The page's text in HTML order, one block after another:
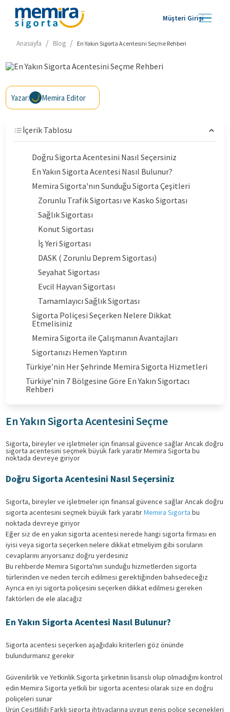
Müşteri Girişi
Anasayfa / Blog / En Yakın Sigorta Acentesini Seçme Rehberi
Yazar: Memira Editor
İçerik Tablosu
Doğru Sigorta Acentesini Nasıl Seçersiniz
En Yakın Sigorta Acentesi Nasıl Bulunur?
Memira Sigorta'nın Sunduğu Sigorta Çeşitleri
Zorunlu Trafik Sigortası ve Kasko Sigortası
Sağlık Sigortası
Konut Sigortası
İş Yeri Sigortası
DASK ( Zorunlu Deprem Sigortası)
Seyahat Sigortası
Evcil Hayvan Sigortası
Tamamlayıcı Sağlık Sigortası
Sigorta Poliçesi Seçerken Nelere Dikkat
Etmelisiniz
Memira Sigorta ile Çalışmanın Avantajları
Sigortanızı Hemen Yaptırın
Türkiye’nin Her Şehrinde Memira Sigorta Hizmetleri
Türkiye’nin 7 Bölgesine Göre En Yakın Sigortacı
Rehberi
En Yakın Sigorta Acentesini Seçme
Sigorta, bireyler ve işletmeler için finansal güvence sağlar Ancak doğru
sigorta acentesini seçmek büyük fark yaratır Memira Sigorta bu
noktada devreye giriyor
Doğru Sigorta Acentesini Nasıl Seçersiniz
Sigorta, bireyler ve işletmeler için finansal güvence sağlar Ancak doğru
sigorta acentesini seçmek büyük fark yaratırMemira Sigorta bu
noktada devreye giriyor
Eğer siz de en yakın sigorta acentesi nerede hangi sigorta firması en
iyisi veya sigorta seçerken nelere dikkat etmeliyim gibi soruların
cevaplarını arıyorsanız doğru yerdesiniz
Bu rehberde Memira Sigorta'nın sunduğu hizmetlerden sigorta
türlerinden ve neden tercih edilmesi gerektiğinden bahsedeceğiz
Ayrıca en iyi sigorta poliçesini seçerken dikkat edilmesi gereken
faktörleri de ele alacağız
En Yakın Sigorta Acentesi Nasıl Bulunur?
Sigorta acentesi seçerken aşağıdaki kriterleri göz önünde
bulundurmanız gerekir
Güvenilirlik ve Yetkinlik Sigorta şirketinin lisanslı olup olmadığını kontrol
edin Memira Sigorta yetkili bir sigorta acentesi olarak size en doğru
poliçeleri sunar
Ürün Çeşitliliği Farklı sigorta ihtiyaçlarına uygun geniş poliçe seçenekleri